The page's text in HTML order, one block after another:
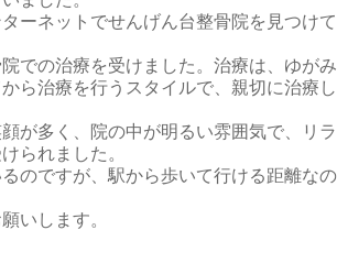
ーネットでせんげん台整骨院を見つけて
での治療を受けました。治療は、ゆがみ
ら治療を行うスタイルで、親切に治療し
が多く、院の中が明るい雰囲気で、リラ
られました。
のですが、駅から歩いて行ける距離なの
いします。